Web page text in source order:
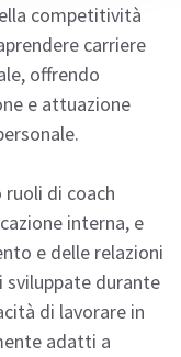
competitività
carriere
offrendo
e attuazione
di coach
interna, e
e delle relazioni
sviluppate durante
di lavorare in
adatti a